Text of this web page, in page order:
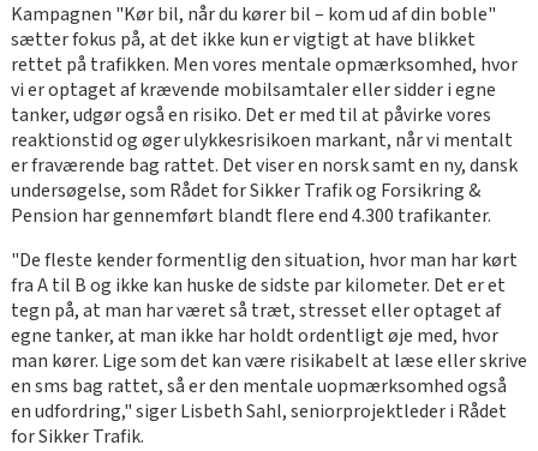
Kampagnen "Kør bil, når du kører bil – kom ud af din boble"
sætter fokus på, at det ikke kun er vigtigt at have blikket
rettet på trafikken. Men vores mentale opmærksomhed, hvor
vi er optaget af krævende mobilsamtaler eller sidder i egne
tanker, udgør også en risiko. Det er med til at påvirke vores
reaktionstid og øger ulykkesrisikoen markant, når vi mentalt
er fraværende bag rattet. Det viser en norsk samt en ny, dansk
undersøgelse, som Rådet for Sikker Trafik og Forsikring &
Pension har gennemført blandt flere end 4.300 trafikanter.
"De fleste kender formentlig den situation, hvor man har kørt
fra A til B og ikke kan huske de sidste par kilometer. Det er et
tegn på, at man har været så træt, stresset eller optaget af
egne tanker, at man ikke har holdt ordentligt øje med, hvor
man kører. Lige som det kan være risikabelt at læse eller skrive
en sms bag rattet, så er den mentale uopmærksomhed også
en udfordring," siger Lisbeth Sahl, seniorprojektleder i Rådet
for Sikker Trafik.